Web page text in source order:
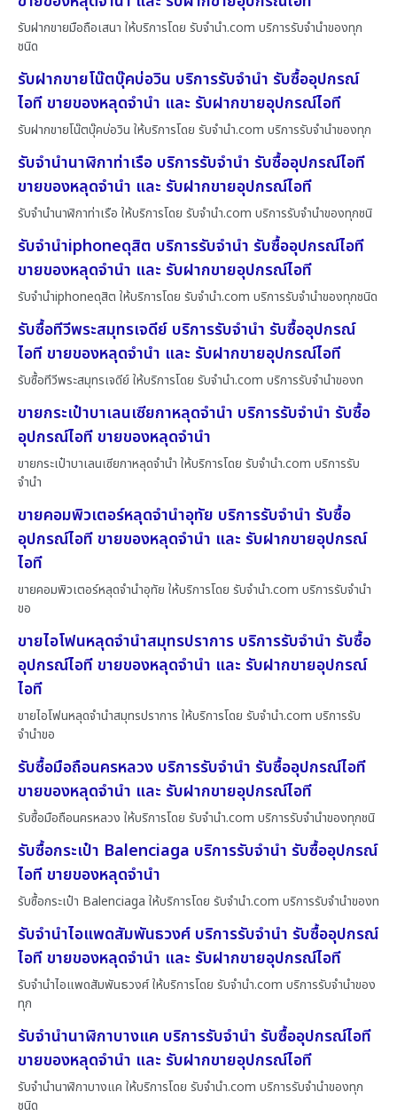
รับฝากขายมือถือเสนา ให้บริการโดย รับจํานํา.com บริการรับจำนำของทุก
ชนิด
รับฝากขายโน๊ตบุ๊คบ่อวิน บริการรับจำนำ รับซื้ออุปกรณ์
ไอที ขายของหลุดจำนำ และ รับฝากขายอุปกรณ์ไอที
รับฝากขายโน๊ตบุ๊คบ่อวิน ให้บริการโดย รับจํานํา.com บริการรับจำนำของทุก
รับจำนำนาฬิกาท่าเรือ บริการรับจำนำ รับซื้ออุปกรณ์ไอที
ขายของหลุดจำนำ และ รับฝากขายอุปกรณ์ไอที
รับจำนำนาฬิกาท่าเรือ ให้บริการโดย รับจํานํา.com บริการรับจำนำของทุกชนิ
รับจำนำiphoneดุสิต บริการรับจำนำ รับซื้ออุปกรณ์ไอที
ขายของหลุดจำนำ และ รับฝากขายอุปกรณ์ไอที
รับจำนำiphoneดุสิต ให้บริการโดย รับจํานํา.com บริการรับจำนำของทุกชนิด
รับซื้อทีวีพระสมุทรเจดีย์ บริการรับจำนำ รับซื้ออุปกรณ์
ไอที ขายของหลุดจำนำ และ รับฝากขายอุปกรณ์ไอที
รับซื้อทีวีพระสมุทรเจดีย์ ให้บริการโดย รับจํานํา.com บริการรับจำนำของท
ขายกระเป๋าบาเลนเซียกาหลุดจำนำ บริการรับจำนำ รับซื้อ
อุปกรณ์ไอที ขายของหลุดจำนำ
ขายกระเป๋าบาเลนเซียกาหลุดจำนำ ให้บริการโดย รับจํานํา.com บริการรับ
จำนำ
ขายคอมพิวเตอร์หลุดจำนำอุทัย บริการรับจำนำ รับซื้อ
อุปกรณ์ไอที ขายของหลุดจำนำ และ รับฝากขายอุปกรณ์
ไอที
ขายคอมพิวเตอร์หลุดจำนำอุทัย ให้บริการโดย รับจํานํา.com บริการรับจำนำ
ขอ
ขายไอโฟนหลุดจำนำสมุทรปราการ บริการรับจำนำ รับซื้อ
อุปกรณ์ไอที ขายของหลุดจำนำ และ รับฝากขายอุปกรณ์
ไอที
ขายไอโฟนหลุดจำนำสมุทรปราการ ให้บริการโดย รับจํานํา.com บริการรับ
จำนำขอ
รับซื้อมือถือนครหลวง บริการรับจำนำ รับซื้ออุปกรณ์ไอที
ขายของหลุดจำนำ และ รับฝากขายอุปกรณ์ไอที
รับซื้อมือถือนครหลวง ให้บริการโดย รับจํานํา.com บริการรับจำนำของทุกชนิ
รับซื้อกระเป๋า Balenciaga บริการรับจำนำ รับซื้ออุปกรณ์
ไอที ขายของหลุดจำนำ
รับซื้อกระเป๋า Balenciaga ให้บริการโดย รับจํานํา.com บริการรับจำนำของท
รับจำนำไอแพดสัมพันธวงศ์ บริการรับจำนำ รับซื้ออุปกรณ์
ไอที ขายของหลุดจำนำ และ รับฝากขายอุปกรณ์ไอที
รับจำนำไอแพดสัมพันธวงศ์ ให้บริการโดย รับจํานํา.com บริการรับจำนำของ
ทุก
รับจำนำนาฬิกาบางแค บริการรับจำนำ รับซื้ออุปกรณ์ไอที
ขายของหลุดจำนำ และ รับฝากขายอุปกรณ์ไอที
รับจำนำนาฬิกาบางแค ให้บริการโดย รับจํานํา.com บริการรับจำนำของทุก
ชนิด